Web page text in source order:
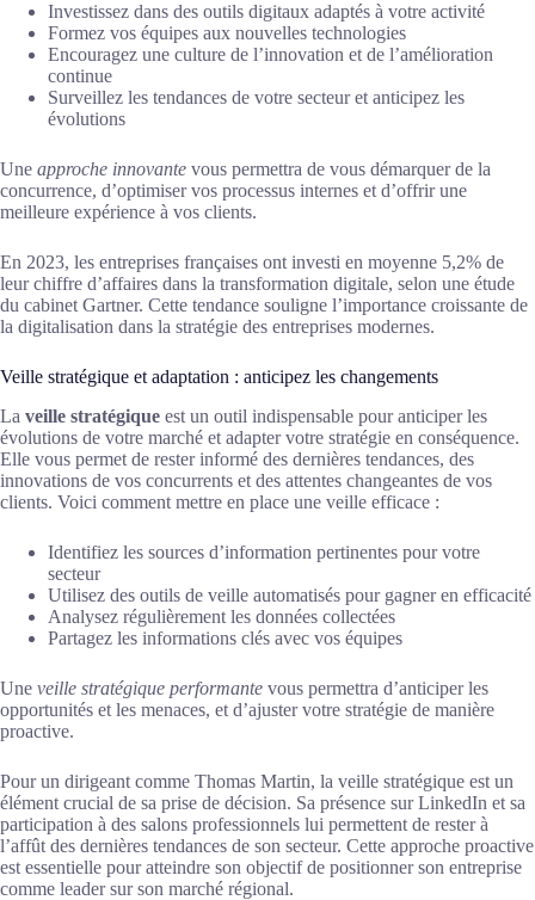
Investissez dans des outils digitaux adaptés à votre activité
Formez vos équipes aux nouvelles technologies
Encouragez une culture de l’innovation et de l’amélioration
continue
Surveillez les tendances de votre secteur et anticipez les
évolutions
Une approche innovante vous permettra de vous démarquer de la
concurrence, d’optimiser vos processus internes et d’offrir une
meilleure expérience à vos clients.
En 2023, les entreprises françaises ont investi en moyenne 5,2% de
leur chiffre d’affaires dans la transformation digitale, selon une étude
du cabinet Gartner. Cette tendance souligne l’importance croissante de
la digitalisation dans la stratégie des entreprises modernes.
Veille stratégique et adaptation : anticipez les changements
La veille stratégique est un outil indispensable pour anticiper les
évolutions de votre marché et adapter votre stratégie en conséquence.
Elle vous permet de rester informé des dernières tendances, des
innovations de vos concurrents et des attentes changeantes de vos
clients. Voici comment mettre en place une veille efficace :
Identifiez les sources d’information pertinentes pour votre
secteur
Utilisez des outils de veille automatisés pour gagner en efficacité
Analysez régulièrement les données collectées
Partagez les informations clés avec vos équipes
Une veille stratégique performante vous permettra d’anticiper les
opportunités et les menaces, et d’ajuster votre stratégie de manière
proactive.
Pour un dirigeant comme Thomas Martin, la veille stratégique est un
élément crucial de sa prise de décision. Sa présence sur LinkedIn et sa
participation à des salons professionnels lui permettent de rester à
l’affût des dernières tendances de son secteur. Cette approche proactive
est essentielle pour atteindre son objectif de positionner son entreprise
comme leader sur son marché régional.